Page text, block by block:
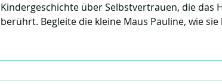
Kindergeschichte über Selbstvertrauen, die das
berührt. Begleite die kleine Maus Pauline, wie
über innere Stärke und den Glauben an sich
kleine Abenteurer.